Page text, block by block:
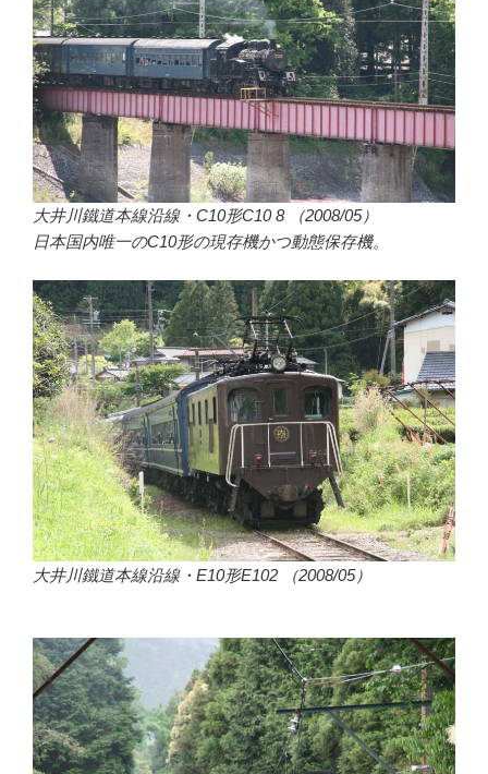
大井川鐵道本線沿線・C10形C10 8 （2008/05）
日本国内唯一のC10形の現存機かつ動態保存機。
大井川鐵道本線沿線・E10形E102 （2008/05）